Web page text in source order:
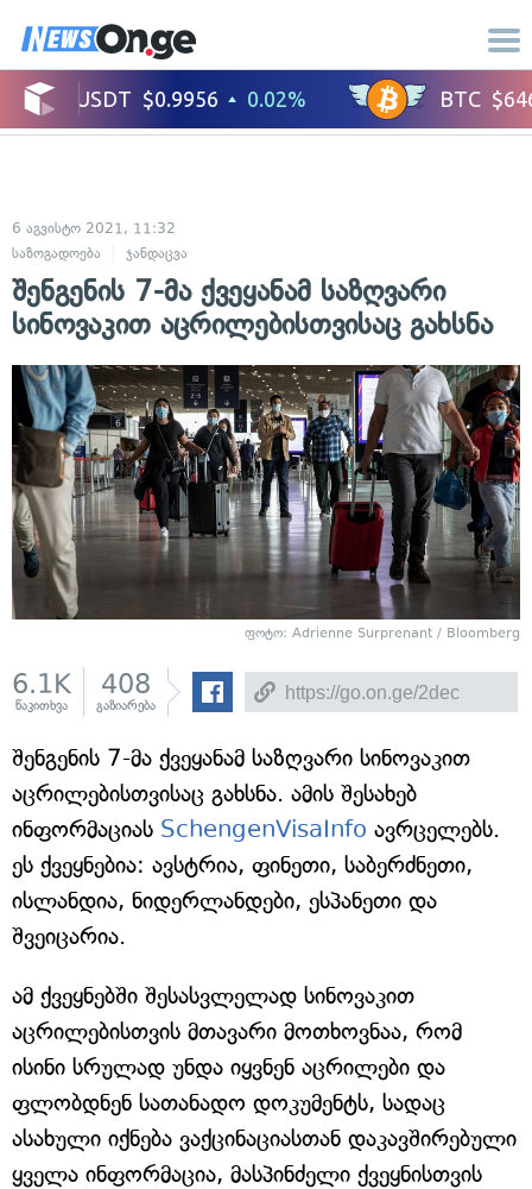
6 აგვისტო 2021, 11:32
საზოგადოება
ჯანდაცვა
შენგენის 7-მა ქვეყანამ საზღვარი
სინოვაკით აცრილებისთვისაც გახსნა
ფოტო: Adrienne Surprenant / Bloomberg
6.1K
წაკითხვა
408
გაზიარება
შენგენის 7-მა ქვეყანამ საზღვარი სინოვაკით
აცრილებისთვისაც გახსნა. ამის შესახებ
ინფორმაციას SchengenVisaInfo ავრცელებს.
ეს ქვეყნებია: ავსტრია, ფინეთი, საბერძნეთი,
ისლანდია, ნიდერლანდები, ესპანეთი და
შვეიცარია.
ამ ქვეყნებში შესასვლელად სინოვაკით
აცრილებისთვის მთავარი მოთხოვნაა, რომ
ისინი სრულად უნდა იყვნენ აცრილები და
ფლობდნენ სათანადო დოკუმენტს, სადაც
ასახული იქნება ვაქცინაციასთან დაკავშირებული
ყველა ინფორმაცია, მასპინძელი ქვეყნისთვის